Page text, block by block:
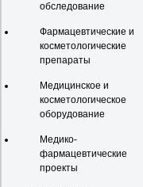
обследование
Фармацевтические и
косметологические
препараты
Медицинское и
косметологическое
оборудование
Медико-
фармацевтические
проекты